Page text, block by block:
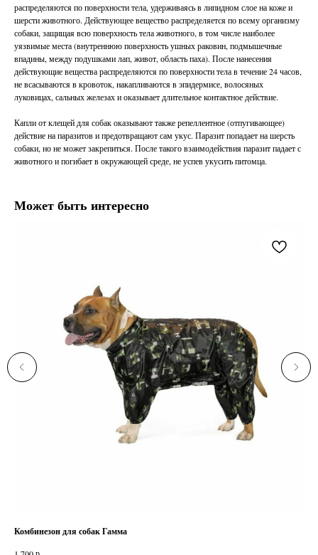
распределяются по поверхности тела, удерживаясь в липидном слое на коже и
шерсти животного. Действующее вещество распределяется ​по всему организму
собаки, защищая всю поверхность тела животного, в том числе наиболее
уязвимые места (внутреннюю поверхность ушных раковин, подмышечные
впадины, между подушками лап, живот, область паха). После нанесения
действующие вещества распределяются по поверхности тела в течение 24 часов,
не всасываются в кровоток, накапливаются в эпидермисе, волосяных
луковицах, сальных железах и оказывает длительное контактное действие.
Капли от клещей для собак оказывают также репеллентное (отпугивающее)
действие на паразитов и предотвращают сам укус. Паразит попадает на шерсть
собаки, но не может закрепиться. После такого взаимодействия паразит падает с
животного и погибает в окружающей среде, не успев укусить питомца.
Может быть интересно
Комбинезон для собак Гамма